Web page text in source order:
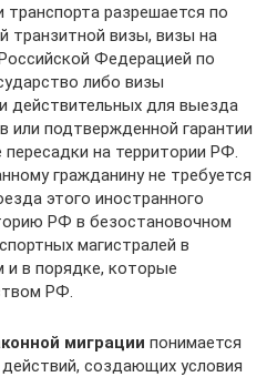
транспорта разрешается по
транзитной визы, визы на
Федерацией по
либо визы
действительных для выезда
или подтвержденной гарантии
пересадки на территории РФ.
гражданину не требуется
этого иностранного
РФ в безостановочном
магистралей в
и в порядке, которые
РФ.
миграции понимается
создающих условия